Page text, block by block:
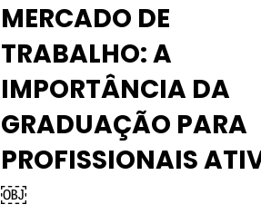
MERCADO DE
TRABALHO: A
IMPORTÂNCIA DA
GRADUAÇÃO PARA
PROFISSIONAIS
￼